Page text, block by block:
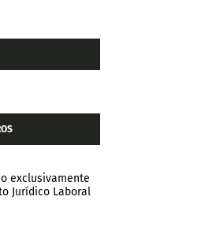
exclusivamente
Jurídico Laboral